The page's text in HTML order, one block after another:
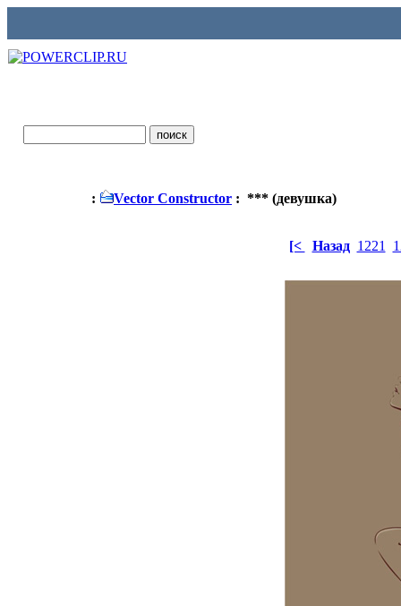
: Vector Constructor : *** (девушка)
[< Назад 1221